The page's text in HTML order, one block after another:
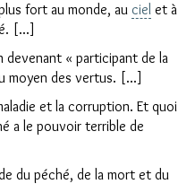
fort au monde, au ciel et à
[...]
devenant « participant de la
moyen des vertus. [...]
et la corruption. Et quoi
a le pouvoir terrible de
du péché, de la mort et du